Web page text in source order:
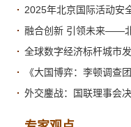
2025年北京国际活动安
全球数字经济标杆城市
《大国博弈：李顿调查
外交鏖战：国联理事会